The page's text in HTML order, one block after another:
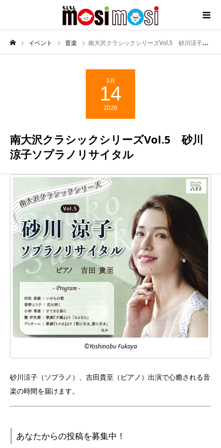
イベント 音楽 南大沢クラシックシリーズVol.5 砂川涼子ソプラノリサイタル
3月
14
2026
南大沢クラシックシリーズVol.5 砂川
涼子ソプラノリサイタル
©Yoshinobu Fukaya
砂川涼子（ソプラノ）、吉田貴至（ピアノ）出演で心癒される音
楽の時間を届けます。
あなたからの投稿を募集中！